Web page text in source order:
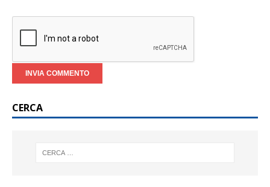
CERCA